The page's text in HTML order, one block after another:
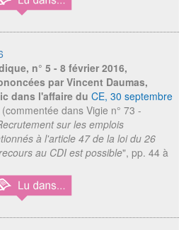
, n° 5 - 8 février 2016,
par Vincent Daumas,
dans l'affaire du CE, 30 septembre
(commentée dans Vigie n° 73 -
sur les emplois
à l'article 47 de la loi du 26
au CDI est possible", pp. 44 à